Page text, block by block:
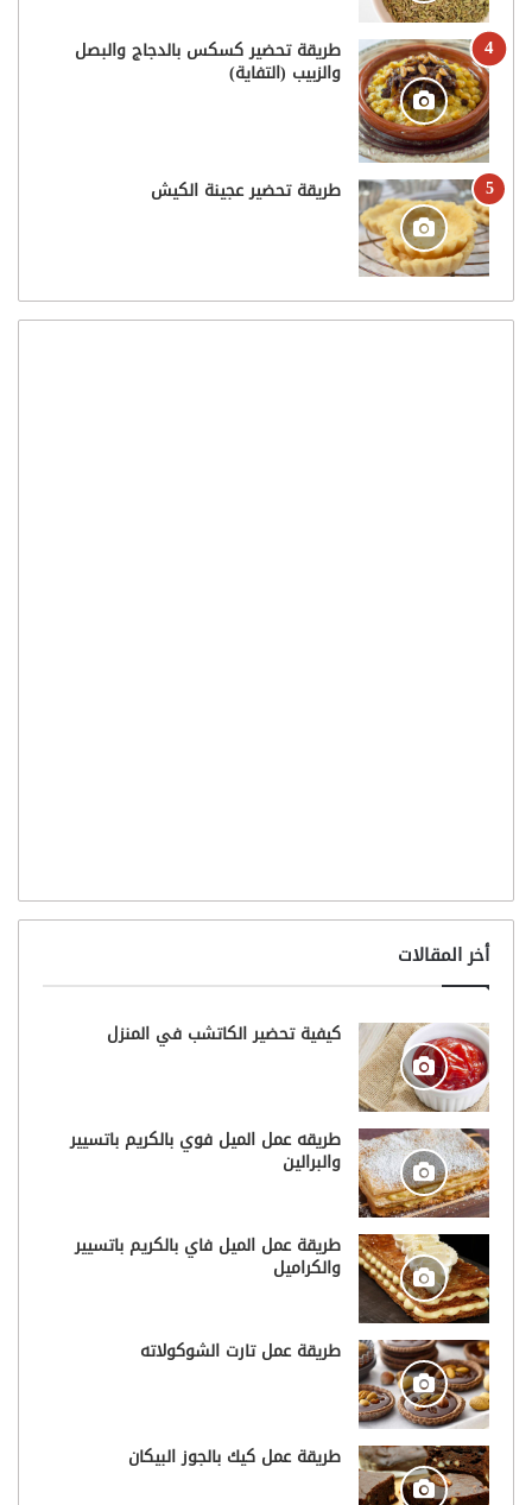
طريقة تحضير كسكس بالدجاج والبصل
والزبيب (التفاية)
طريقة تحضير عجينة الكيش
أخر المقالات
كيفية تحضير الكاتشب في المنزل
طريقه عمل الميل فوي بالكريم باتسيير
والبرالين
طريقة عمل الميل فاي بالكريم باتسيير
والكراميل
طريقة عمل تارت الشوكولاته
طريقة عمل كيك بالجوز البيكان